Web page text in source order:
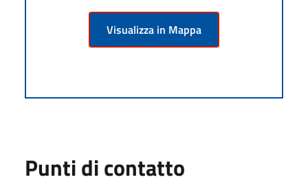
Visualizza in Mappa
Punti di contatto